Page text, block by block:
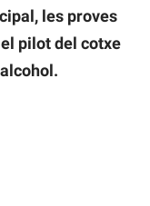
les proves
pilot del cotxe